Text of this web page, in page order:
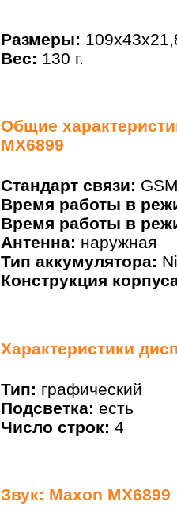
Размеры:
Вес: 130 г.
Общие
MX6899
Стандарт связи:
Время работы в
Время работы в
Антенна: наружная
Тип аккумулятора:
Конструкция
Характеристики
Тип: графический
Подсветка: есть
Число строк: 4
Звук: Maxon MX6899